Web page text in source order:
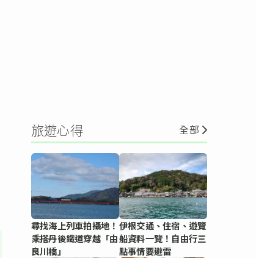
旅遊心得 全部
尋找海上列車拍攝地！
乘搭丹後鐵道穿越「由
良川橋」
伊根交通、住宿、遊覽
船資料一覽！自由行三
點事情要避雷